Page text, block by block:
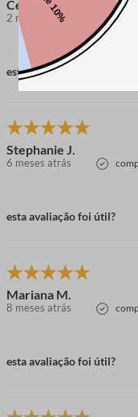
Cenobio C.
2 meses atrás
esta avaliação foi útil?
Stephanie J.
6 meses atrás
esta avaliação foi útil?
Mariana M.
8 meses atrás
esta avaliação foi útil?